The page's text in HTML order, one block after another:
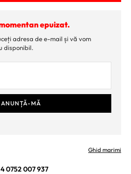
epuizat.
adresa de e-mail și vă vom
disponibil.
Ghid marimi
0752 007 937